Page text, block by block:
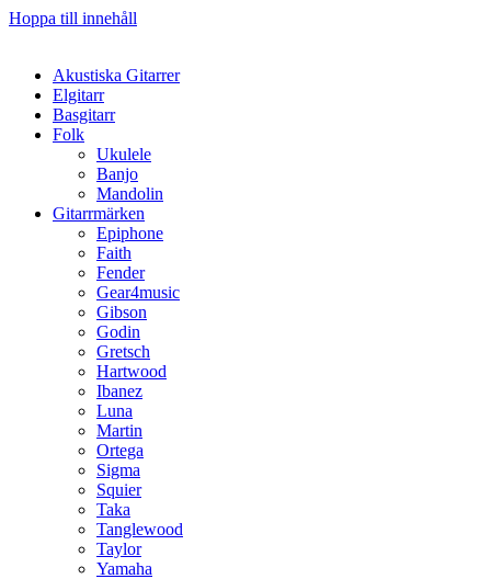
Hoppa till innehåll
Akustiska Gitarrer
Elgitarr
Basgitarr
Folk
Ukulele
Banjo
Mandolin
Gitarrmärken
Epiphone
Faith
Fender
Gear4music
Gibson
Godin
Gretsch
Hartwood
Ibanez
Luna
Martin
Ortega
Sigma
Squier
Taka
Tanglewood
Taylor
Yamaha